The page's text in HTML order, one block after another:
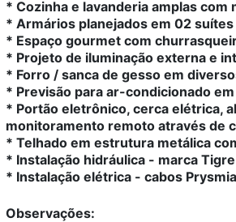
* Cozinha e lavanderia amplas com
* Armários planejados em 02 suítes
* Espaço gourmet com
* Projeto de iluminação externa e
* Forro / sanca de gesso em
* Previsão para ar-condicionado
* Portão eletrônico, cerca elétrica,
monitoramento remoto através de
* Telhado em estrutura metálica
* Instalação hidráulica - marca Tigre
* Instalação elétrica - cabos
Observações: